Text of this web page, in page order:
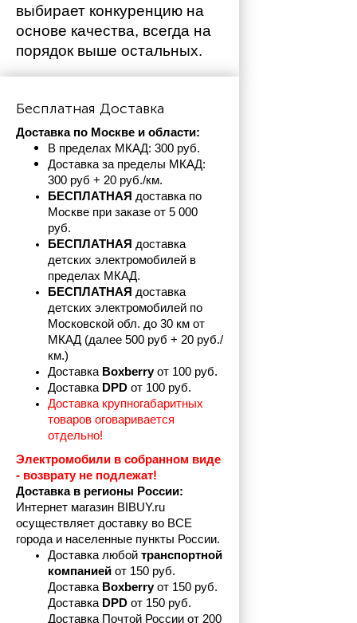
выбирает конкуренцию на
основе качества, всегда на
порядок выше остальных.
Бесплатная Доставка
Доставка по Москве и области:
В пределах МКАД: 300 руб.
Доставка за пределы МКАД:
300 руб + 20 руб./км.
БЕСПЛАТНАЯ доставка по
Москве при заказе от 5 000
руб.
БЕСПЛАТНАЯ доставка
детских электромобилей в
пределах МКАД.
БЕСПЛАТНАЯ доставка
детских электромобилей по
Московской обл. до 30 км от
МКАД (далее 500 руб + 20 руб./
км.)
Доставка Boxberry от 100 руб.
Доставка DPD от 100 руб.
Доставка крупногабаритных
товаров оговаривается
отдельно!
Электромобили в собранном виде
- возврату не подлежат!
Доставка в регионы России:
Интернет магазин BIBUY.ru
осуществляет доставку во ВСЕ
города и населенные пункты России.
Доставка любой транспортной
компанией от 150 руб.
Доставка Boxberry от 150 руб.
Доставка DPD от 150 руб.
Доставка Почтой России от 200